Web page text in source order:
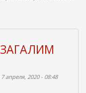
апреля, 2020 - 08:48